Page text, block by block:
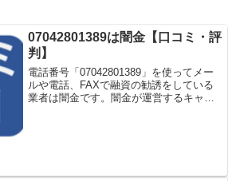
07042801389は闇金【口コミ・評
判】
電話番号「07042801389」を使ってメー
ルや電話、FAXで融資の勧誘をしている
業者は闇金です。闇金が運営するキャッ